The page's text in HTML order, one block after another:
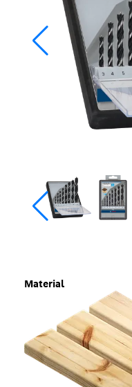
Material